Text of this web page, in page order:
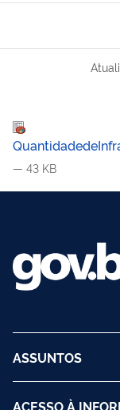
— 43 KB
ASSUNTOS
ACESSO À